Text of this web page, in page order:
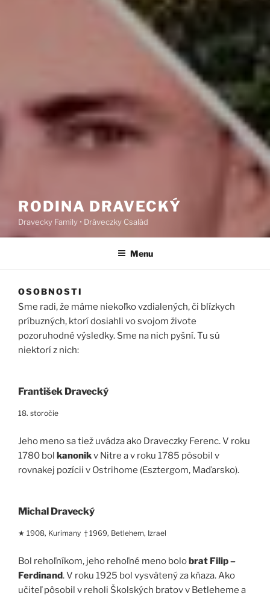
RODINA DRAVECKÝ
Dravecky Family • Dráveczky Család
Menu
OSOBNOSTI
Sme radi, že máme niekoľko vzdialených, či blízkych
príbuzných, ktorí dosiahli vo svojom živote
pozoruhodné výsledky. Sme na nich pyšní. Tu sú
niektorí z nich:
František Dravecký
18. storočie
Jeho meno sa tiež uvádza ako Draveczky Ferenc. V roku
1780 bol kanonikv Nitre a v roku 1785 pôsobil v
rovnakej pozícii v Ostrihome (Esztergom, Maďarsko).
Michal Dravecký
★ 1908, Kurimany † 1969, Betlehem, Izrael
Bol rehoľníkom, jeho rehoľné meno bolobrat Filip –
Ferdinand. V roku 1925 bol vysvätený za kňaza. Ako
učiteľ pôsobil v reholi Školských bratov v Betleheme a